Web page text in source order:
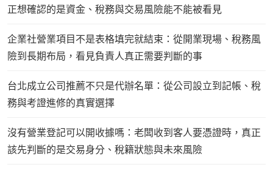
正想確認的是資金、稅務與交易風險能不能被看見
企業社營業項目不是表格填完就結束：從開業現場、稅務風
險到長期布局，看見負責人真正需要判斷的事
台北成立公司推薦不只是代辦名單：從公司設立到記帳、稅
務與考證進修的真實選擇
沒有營業登記可以開收據嗎：老闆收到客人要憑證時，真正
該先判斷的是交易身分、稅籍狀態與未來風險